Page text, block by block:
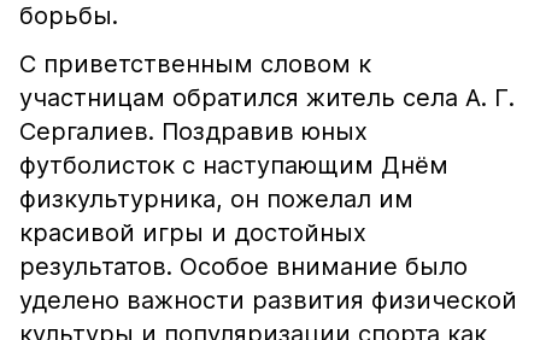
борьбы.
С приветственным словом к
участницам обратился житель села А. Г.
Сергалиев. Поздравив юных
футболисток с наступающим Днём
физкультурника, он пожелал им
красивой игры и достойных
результатов. Особое внимание было
уделено важности развития физической
культуры и популяризации спорта как